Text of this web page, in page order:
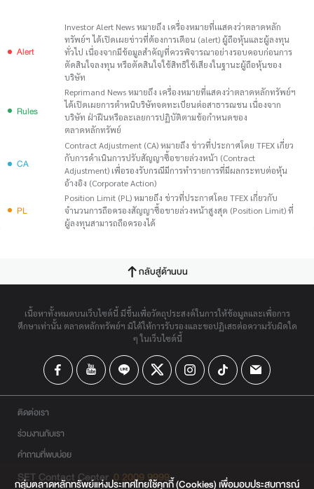
Alert
Investor Alert News หมายถึง เครื่องหมายที่เแสดงว่าตลาดหลัก
ทรัพย์ฯ ได้เปิดเผยข่าวที่ต้องการเตือน (alert) ผู้ถือหุ้นและผู้ลงทุน
ทั่วไป เนื่องจากมีข้อมูลสำคัญที่ควรพิจารณาอย่างรอบคอบก่อนการ
ตัดสินใจลงทุน หรือตัดสินใจใช้สิทธิใช้เสียงในฐานะผู้ถือหุ้นของ
บริษัท
Rules
Reprimand News หมายถึง เครื่องหมายที่แสดงว่าตลาดหลักทรัพย์ฯ
ได้เปิดเผยการตำหนิบริษัทจดทะเบียนต่อสาธารณชน เนื่องจาก
บริษัท ฝ่าฝืนหรือละเลยการปฏิบัติตามข้อกำหนดของ
ตลาดหลักทรัพย์
CA
Contract Adjustment (CA) หมายถึง ข่าวที่ประกาศโดย TFEX เกี่ยว
กับการดำเนินการปรับสัญญาซื้อขายล่วงหน้า (Contract
Adjustment) เพื่อรองรับกรณีมีการทำรายการที่มีผลกระทบต่อหุ้น
อ้างอิง (Corporate Action)
PL
Position Limit (PL) หมายถึง ข่าวที่ประกาศโดย TFEX เกี่ยวกับ
จำนวนการถือครองสัญญาซื้อขายล่วงหน้าสูงสุด (Position Limit) ที่
ผู้ลงทุนสามารถถือครองได้
กลับสู่ด้านบน
เนื้อหาทั้งหมดบนเว็บไซต์นี้ มีขึ้นเพื่อวัตถุประสงค์ในการให้ข้อมูลและเพื่อการ
ศึกษาเท่านั้น ตลาดหลักทรัพย์ฯ มิได้ให้การรับรองและขอปฏิเสธต่อความรับผิดใด
ๆ ในเว็บไซต์นี้
ติดต่อเรา
ร่วมงานกับเรา
คำถามที่พบบ่อย
SET Contact Center 0 2009 9999
กลุ่มตลาดหลักทรัพย์แห่งประเทศไทยใช้คุกกี้ (Cookies) เพื่อมอบประสบการณ์